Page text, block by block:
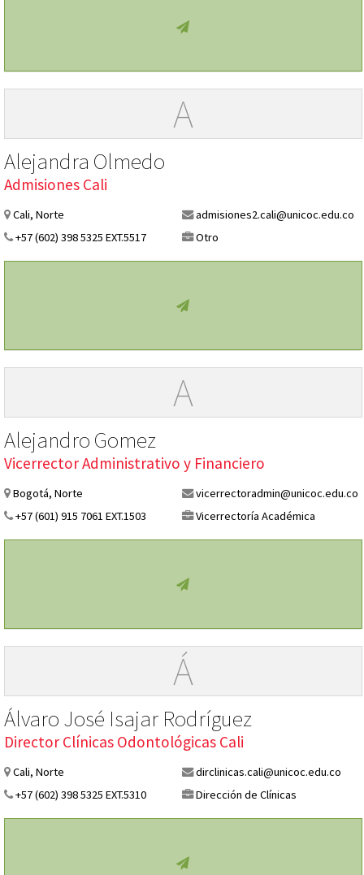
A
Alejandra Olmedo
Admisiones Cali
Cali, Norte
admisiones2.cali@unicoc.edu.co
+57 (602) 398 5325 EXT.5517
Otro
A
Alejandro Gomez
Vicerrector Administrativo y Financiero
Bogotá, Norte
vicerrectoradmin@unicoc.edu.co
+57 (601) 915 7061 EXT.1503
Vicerrectoría Académica
Á
Álvaro José Isajar Rodríguez
Director Clínicas Odontológicas Cali
Cali, Norte
dirclinicas.cali@unicoc.edu.co
+57 (602) 398 5325 EXT.5310
Dirección de Clínicas